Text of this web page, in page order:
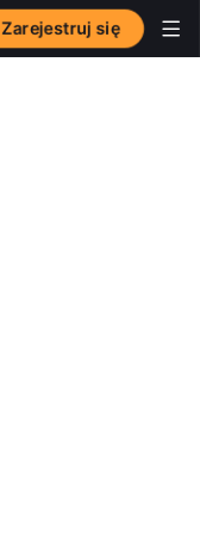
Zarejestruj się